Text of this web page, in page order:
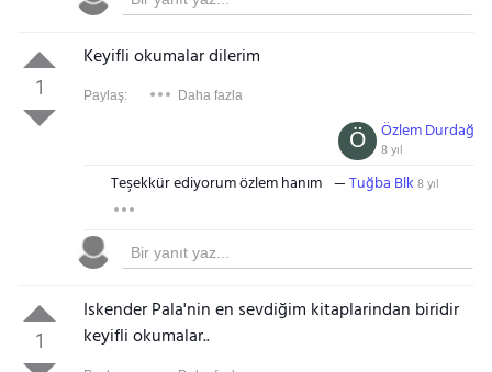
1
Keyifli okumalar dilerim
Paylaş: Daha fazla
Özlem Durdağ
8 yıl
Ö
Teşekkür ediyorum özlem hanım Tuğba Blk 8 yıl
1
Iskender Pala'nin en sevdiğim kitaplarindan biridir
keyifli okumalar..